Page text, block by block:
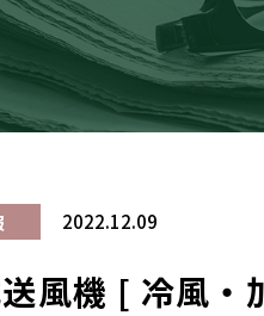
2022.12.09
風機 [ 冷風